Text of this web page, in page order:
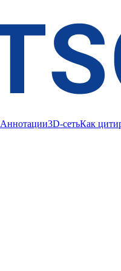
Аннотации3D-сетьКак